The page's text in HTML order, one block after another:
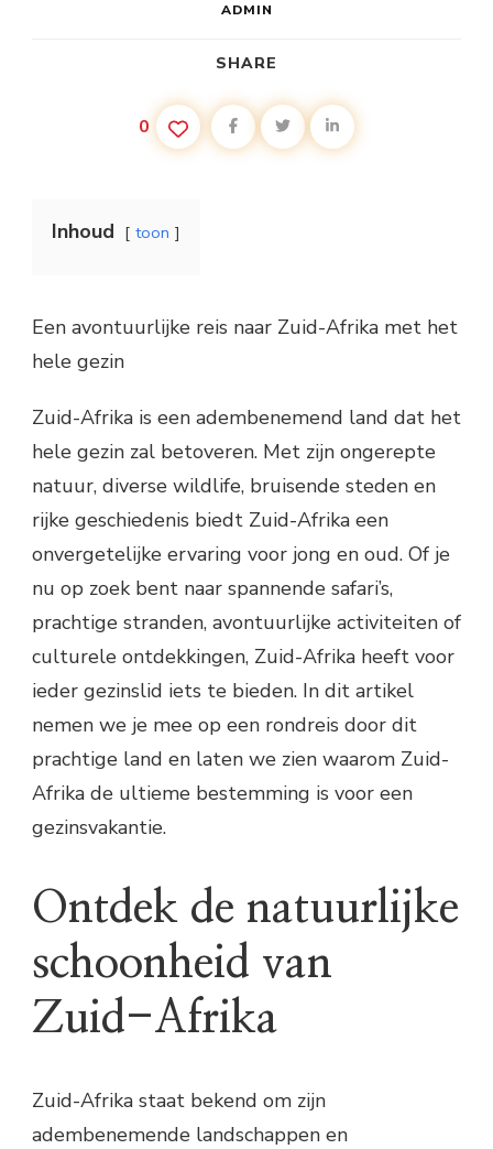
ADMIN
SHARE
0
Inhoud toon
Een avontuurlijke reis naar Zuid-Afrika met het
hele gezin
Zuid-Afrika is een adembenemend land dat het
hele gezin zal betoveren. Met zijn ongerepte
natuur, diverse wildlife, bruisende steden en
rijke geschiedenis biedt Zuid-Afrika een
onvergetelijke ervaring voor jong en oud. Of je
nu op zoek bent naar spannende safari’s,
prachtige stranden, avontuurlijke activiteiten of
culturele ontdekkingen, Zuid-Afrika heeft voor
ieder gezinslid iets te bieden. In dit artikel
nemen we je mee op een rondreis door dit
prachtige land en laten we zien waarom Zuid-
Afrika de ultieme bestemming is voor een
gezinsvakantie.
Ontdek de natuurlijke
schoonheid van
Zuid-Afrika
Zuid-Afrika staat bekend om zijn
adembenemende landschappen en